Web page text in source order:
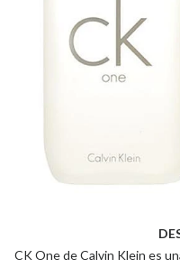
CK One de Calvin Klein es